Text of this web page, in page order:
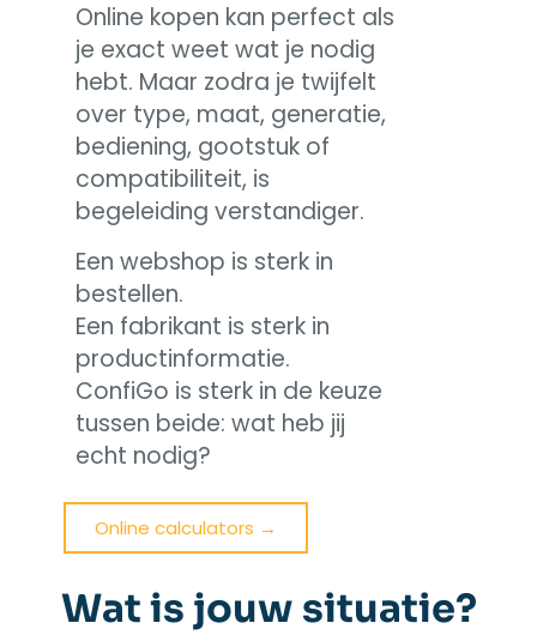
Online kopen kan perfect als
je exact weet wat je nodig
hebt. Maar zodra je twijfelt
over type, maat, generatie,
bediening, gootstuk of
compatibiliteit, is
begeleiding verstandiger.
Een webshop is sterk in
bestellen.
Een fabrikant is sterk in
productinformatie.
ConfiGo is sterk in de keuze
tussen beide: wat heb jij
echt nodig?
Online calculators →
Wat is jouw situatie?